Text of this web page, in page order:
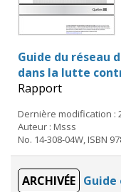
Guide du réseau
dans la lutte
Rapport
Dernière modification :
Auteur : Msss
No. 14-308-04W, ISBN
ARCHIVÉE